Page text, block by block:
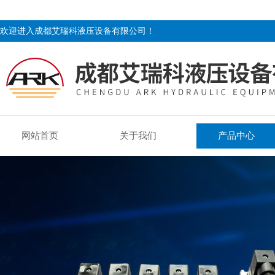
欢迎进入成都艾瑞科液压设备有限公司！
网站首页 关于我们 产品中心